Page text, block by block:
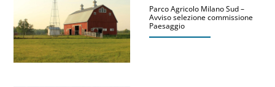
Parco Agricolo Milano Sud –
Avviso selezione commissione
Paesaggio